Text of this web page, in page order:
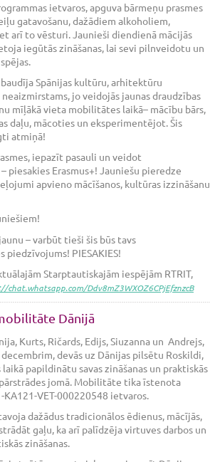
ietvaros, apguva bārmeņu prasmes
gatavošanu, dažādiem alkoholiem,
arī to vēsturi. Jaunieši diendienā mācijās
iegūtās zināšanas, lai sevi pilnveidotu un
Spānijas kultūru, arhitektūru
jo veidojās jaunas draudzības
mīļākā vieta mobilitātes laikā– mācību bārs,
daļu, mācoties un eksperimentējot. Šis
atmiņā!
iepazīt pasauli un veidot
piesakies Erasmus+! Jauniešu pieredze
apvieno mācīšanos, kultūras izzināšanu
– varbūt tieši šis būs tavs
piedzīvojums! PIESAKIES!
Starptautiskajām iespējām RTRIT,
chat.whatsapp.com/Ddv8mZ3WXOZ6CPjEfznzcB
Dānijā
Kurts, Ričards, Edijs, Siuzanna un Andrejs,
devās uz Dānijas pilsētu Roskildi,
papildinātu savas zināšanas un praktiskās
jomā. Mobilitāte tika īstenota
KA121-VET-000220548 ietvaros.
dažādus tradicionālos ēdienus, mācījās,
gaļu, ka arī palīdzēja virtuves darbos un
zināšanas.